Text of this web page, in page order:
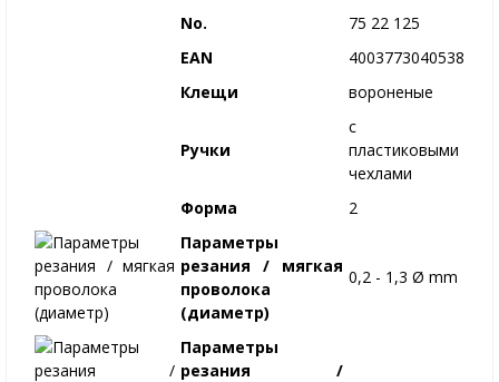
No.
75 22 125
EAN
4003773040538
Клещи
вороненые
Ручки
с
пластиковыми
чехлами
Форма
2
Параметры
резания / мягкая
проволока
(диаметр)
0,2 - 1,3 Ø mm
Параметры
резания /